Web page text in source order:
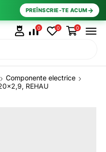
PREÎNSCRIE-TE ACUM→
0 0 0
Componente electrice
REHAU